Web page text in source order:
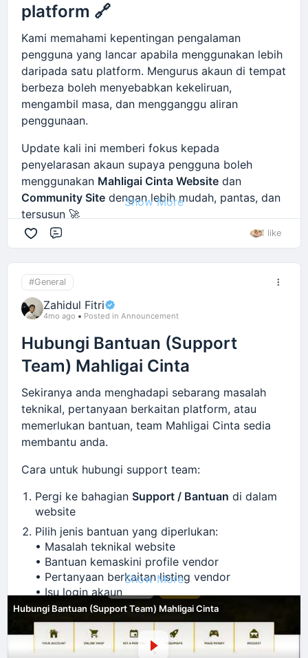
platform 🔗
Kami memahami kepentingan pengalaman
pengguna yang lancar apabila menggunakan lebih
daripada satu platform. Mengurus akaun di tempat
berbeza boleh menyebabkan kekeliruan,
mengambil masa, dan mengganggu aliran
penggunaan.
Update kali ini memberi fokus kepada
penyelarasan akaun supaya pengguna boleh
menggunakan Mahligai Cinta Website dan
Community Site dengan lebih mudah, pantas, dan
tersusun 🚀
Penambahbaikan terbaru
Community 🔄
Akaun pengguna kini diselaraskan secara
automatik antara platform Mahligai Cinta dan
kali.
Satu akaun untuk akses ke dua platform 🔐
Pengguna hanya perlu satu akaun untuk
menggunakan fungsi di website utama dan juga
community portal dengan lebih mudah.
Pengurusan maklumat lebih konsisten 📊
Maklumat pengguna akan kekal selaras di
percanggahan data dan memudahkan
pengurusan akaun.
Pengalaman pengguna lebih lancar ⚡
Proses log masuk dan penggunaan platform
menjadi lebih cepat tanpa perlu mengurus
banyak akaun berbeza.
Selain itu, beberapa penambahbaikan kecil turut
dilakukan bagi memastikan kestabilan sistem,
keselamatan data, dan pengalaman penggunaan
yang lebih baik 🛠️
Show More
1 like
#General
Zahidul Fitri
4mo ago Posted in Announcement
Hubungi Bantuan (Support
Team) Mahligai Cinta
Sekiranya anda menghadapi sebarang masalah
teknikal, pertanyaan berkaitan platform, atau
memerlukan bantuan, team Mahligai Cinta sedia
membantu anda.
Cara untuk hubungi support team:
Pergi ke bahagian Support / Bantuan di dalam
website
Pilih jenis bantuan yang diperlukan:
• Masalah teknikal website
• Bantuan kemaskini profile vendor
• Pertanyaan berkaitan listing vendor
• Isu login akaun
• Pertanyaan collaboration
• Cadangan penambahbaikan platform
Tulis maklumat masalah atau pertanyaan
Show More
Hubungi Bantuan (Support Team) Mahligai Cinta